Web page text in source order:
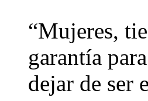
“Mujeres,
garantía
dejar de ser